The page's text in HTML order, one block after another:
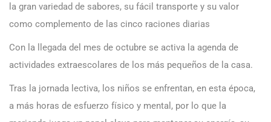
la gran variedad de sabores, su fácil transporte y su valor
como complemento de las cinco raciones diarias
Con la llegada del mes de octubre se activa la agenda de
actividades extraescolares de los más pequeños de la casa.
Tras la jornada lectiva, los niños se enfrentan, en esta época,
a más horas de esfuerzo físico y mental, por lo que la